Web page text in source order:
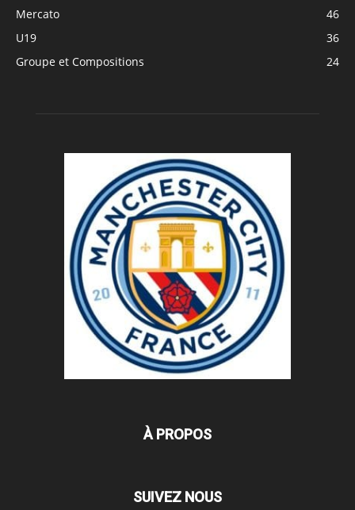
Mercato
46
U19
36
Groupe et Compositions
24
À PROPOS
SUIVEZ NOUS